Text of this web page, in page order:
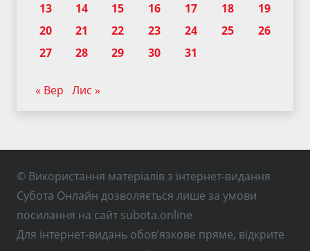
13
14 15 16 17 18
19
20
21 22 23 24 25
26
27
28 29 30 31
« Вер Лис »
© Використання матеріалів з інтернет-видання
Субота Онлайн дозволяється лише за умови
посилання на сайт subota.online
Для інтернет-видань обов’язкове пряме, відкрите